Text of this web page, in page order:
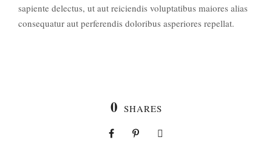
sapiente delectus, ut aut reiciendis voluptatibus maiores alias
consequatur aut perferendis doloribus asperiores repellat.
0 SHARES